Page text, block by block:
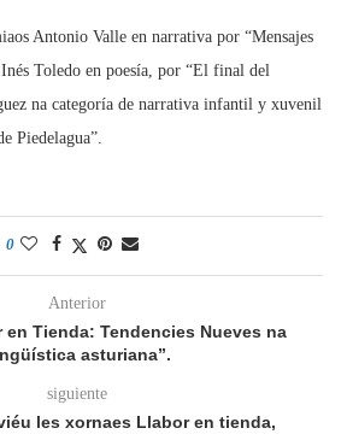
Antonio Valle en narrativa por “Mensajes
Toledo en poesía, por “El final del
na categoría de narrativa infantil y xuvenil
Piedelagua”.
0
Anterior
en Tienda: Tendencies Nueves na
asturiana”.
siguiente
les xornaes Llabor en tienda,